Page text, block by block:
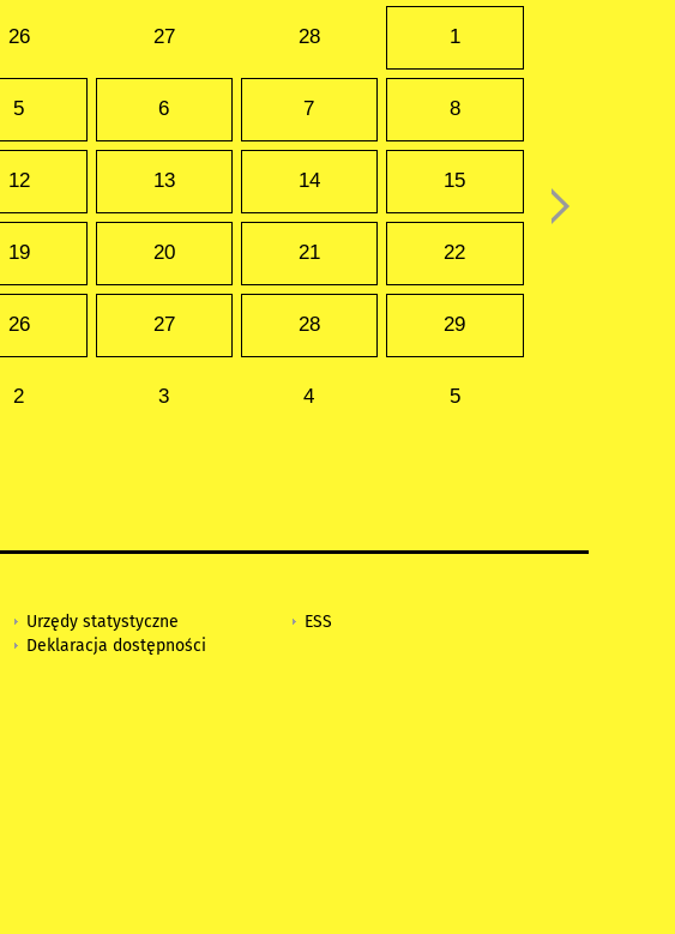
26 27 28 1
5 6 7 8
12 13 14 15
19 20 21 22
26 27 28 29
2 3 4 5
Urzędy statystyczne
Deklaracja dostępności
ESS